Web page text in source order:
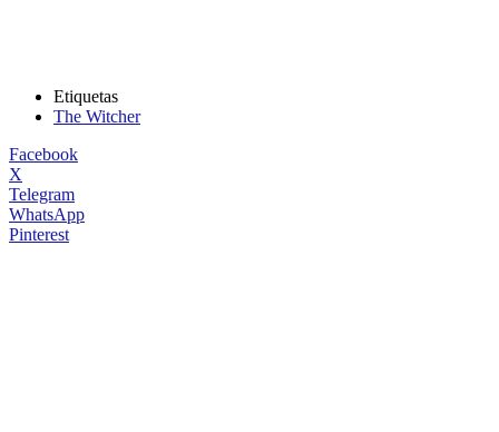
Etiquetas
The Witcher
Facebook
X
Telegram
WhatsApp
Pinterest